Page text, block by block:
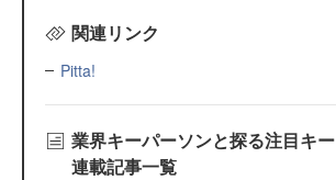
関連リンク
Pitta!
業界キーパーソンと探る注目キ
連載記事一覧